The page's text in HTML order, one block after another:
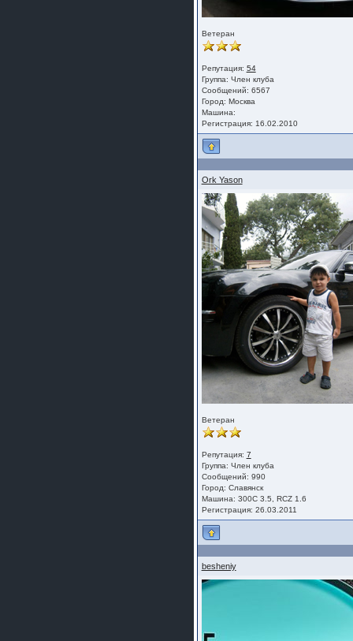
Ветеран
Репутация: 54
Группа: Член клуба
Сообщений: 6567
Город: Москва
Машина:
Регистрация: 16.02.2010
Ork Yason
Ветеран
Репутация: 7
Группа: Член клуба
Сообщений: 990
Город: Славянск
Машина: 300С 3.5, RCZ 1.6
Регистрация: 26.03.2011
besheniy